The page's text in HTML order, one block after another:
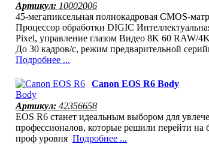
Артикул: 10002006
45-мегапиксельная полнокадровая CMOS-
Процессор обработки DIGIC
Pixel, управление глазом Видео 8K 60 RAW/
До 30 кадров/с, режим предварительной
Подробнее ...
Canon EOS R6 Body
Артикул: 42356658
EOS R6 станет идеальным выбором для
профессионалов, которые решили перейти на
проф уровня Подробнее ...